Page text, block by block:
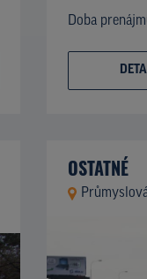
Doba
OSTATNÉ